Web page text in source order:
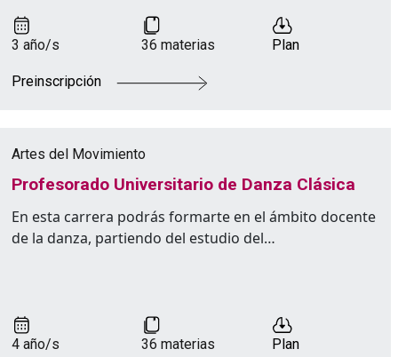
3 año/s 36 materias Plan
Preinscripción
Artes del Movimiento
Profesorado Universitario de Danza Clásica
En esta carrera podrás formarte en el ámbito docente
de la danza, partiendo del estudio del…
4 año/s 36 materias Plan